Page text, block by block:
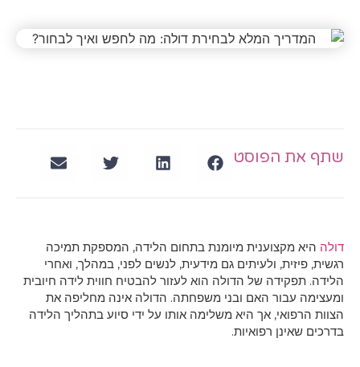
מיומנת בתחום הלידה, המספקת תמיכה
ולעיתים גם מידעית, לנשים לפני, במהלך, ואחרי
של הדולה הוא לעזור להבטיח חווית לידה חיובית
האם ובני משפחתה. הדולה אינה מחליפה את
אך היא משלימה אותו על ידי סיוע בתהליך הלידה
רפואיות.